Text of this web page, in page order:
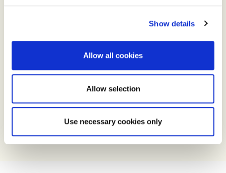
Show details
Allow all cookies
Allow selection
Use necessary cookies only
Møt Harald Bjørn-Larsen, kvalitetsrevisor i 20 år!